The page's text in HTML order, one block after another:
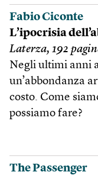
Fabio Ciconte
L’ipocrisia
Laterza, 192
Negli ultimi anni
un’abbondanza
costo. Come
possiamo fare?
The Passenger